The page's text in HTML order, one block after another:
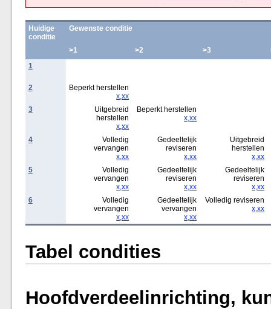
Huidige
conditie
Gewenste conditie
>1 >2 >3
1
2
Beperkt herstellen
x,xx
3
Uitgebreid
herstellen
x,xx
Beperkt herstellen
x,xx
4
Volledig
vervangen
x,xx
Gedeeltelijk
reviseren
x,xx
Uitgebreid
herstellen
x,xx
5
Volledig
vervangen
x,xx
Gedeeltelijk
reviseren
x,xx
Gedeeltelijk
reviseren
x,xx
6
Volledig
vervangen
x,xx
Gedeeltelijk
vervangen
x,xx
Volledig reviseren
x,xx
Tabel condities
Hoofdverdeelinrichting,